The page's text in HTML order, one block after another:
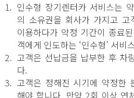
1. 인수형 장기렌터카 서비스는
의 소유권을 회사가 가지고 고
이용하다가 약정 기간이 종료
객에게 인도하는 ‘인수형’ 서비
2. 고객은 선납금을 납부한 후 차
다.
3. 고객은 정해진 시기에 약정한
해야 합니다. 만약 2회 이상 연